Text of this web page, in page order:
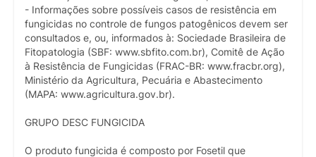
- Informações sobre possíveis casos de resistência em
fungicidas no controle de fungos patogênicos devem ser
consultados e, ou, informados à: Sociedade Brasileira de
Fitopatologia (SBF: www.sbfito.com.br), Comitê de Ação
à Resistência de Fungicidas (FRAC-BR: www.fracbr.org),
Ministério da Agricultura, Pecuária e Abastecimento
(MAPA: www.agricultura.gov.br).
GRUPO DESC FUNGICIDA
O produto fungicida é composto por Fosetil que